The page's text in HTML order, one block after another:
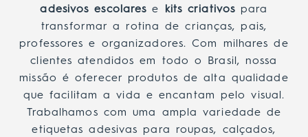
adesivos escolares e kits criativos para
transformar a rotina de crianças, pais,
professores e organizadores. Com milhares de
clientes atendidos em todo o Brasil, nossa
missão é oferecer produtos de alta qualidade
que facilitam a vida e encantam pelo visual.
Trabalhamos com uma ampla variedade de
etiquetas adesivas para roupas, calçados,